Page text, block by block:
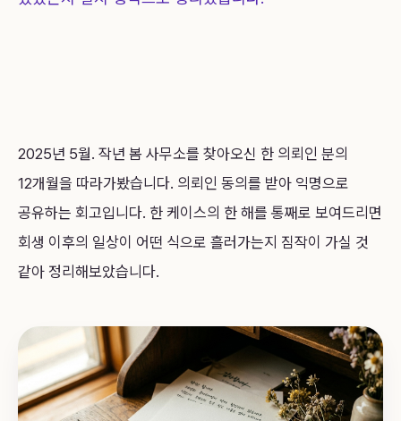
2025년 5월. 작년 봄 사무소를 찾아오신 한 의뢰인 분의
12개월을 따라가봤습니다. 의뢰인 동의를 받아 익명으로
공유하는 회고입니다. 한 케이스의 한 해를 통째로 보여드리면
회생 이후의 일상이 어떤 식으로 흘러가는지 짐작이 가실 것
같아 정리해보았습니다.